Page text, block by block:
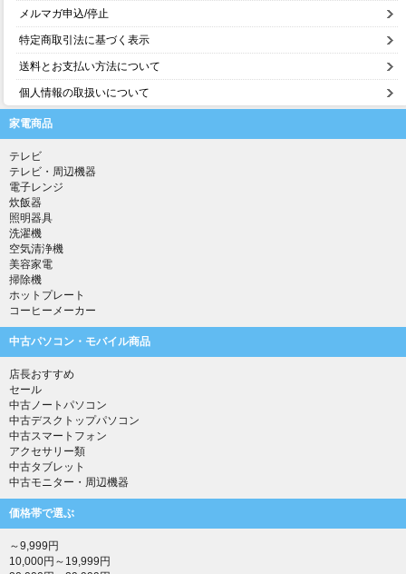
メルマガ申込/停止
特定商取引法に基づく表示
送料とお支払い方法について
個人情報の取扱いについて
家電商品
テレビ
テレビ・周辺機器
電子レンジ
炊飯器
照明器具
洗濯機
空気清浄機
美容家電
掃除機
ホットプレート
コーヒーメーカー
中古パソコン・モバイル商品
店長おすすめ
セール
中古ノートパソコン
中古デスクトップパソコン
中古スマートフォン
アクセサリー類
中古タブレット
中古モニター・周辺機器
価格帯で選ぶ
～9,999円
10,000円～19,999円